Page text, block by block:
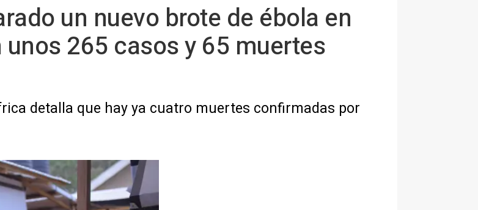
un nuevo brote de ébola en
unos 265 casos y 65 muertes
detalla que hay ya cuatro muertes confirmadas por